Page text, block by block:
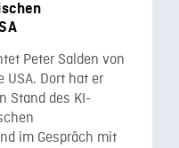
Peter Salden von
USA. Dort hat er
Stand des KI-
im Gespräch mit